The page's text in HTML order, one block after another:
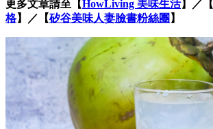
更多文章請至【HowLiving 美味生活】／【
格】／【矽谷美味人妻臉書粉絲團 】